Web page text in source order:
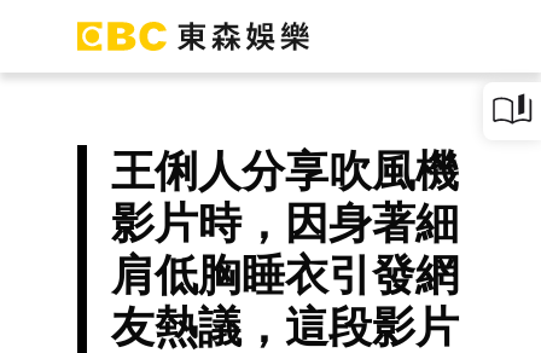
王俐人分享吹風機
影片時，因身著細
肩低胸睡衣引發網
友熱議，這段影片